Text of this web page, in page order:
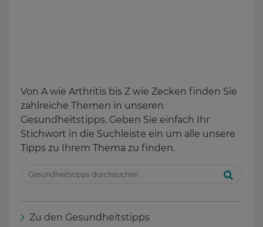
Von A wie Arthritis bis Z wie Zecken finden Sie
zahlreiche Themen in unseren
Gesundheitstipps. Geben Sie einfach Ihr
Stichwort in die Suchleiste ein um alle unsere
Tipps zu Ihrem Thema zu finden.
Zu den Gesundheitstipps